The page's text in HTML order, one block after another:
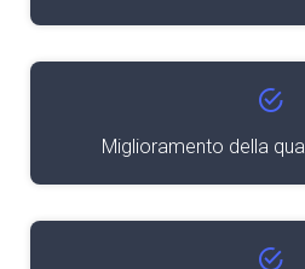
Miglioramento della